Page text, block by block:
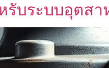
รับระบบอุตสา